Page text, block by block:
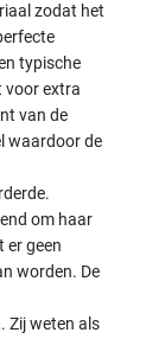
zodat het
typische
voor extra
van de
waardoor de
om haar
er geen
worden. De
Zij weten als